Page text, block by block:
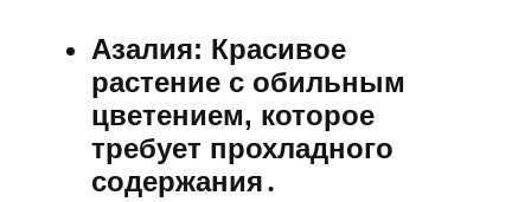
Азалия: Красивое
растение с обильным
цветением, которое
требует прохладного
содержания․